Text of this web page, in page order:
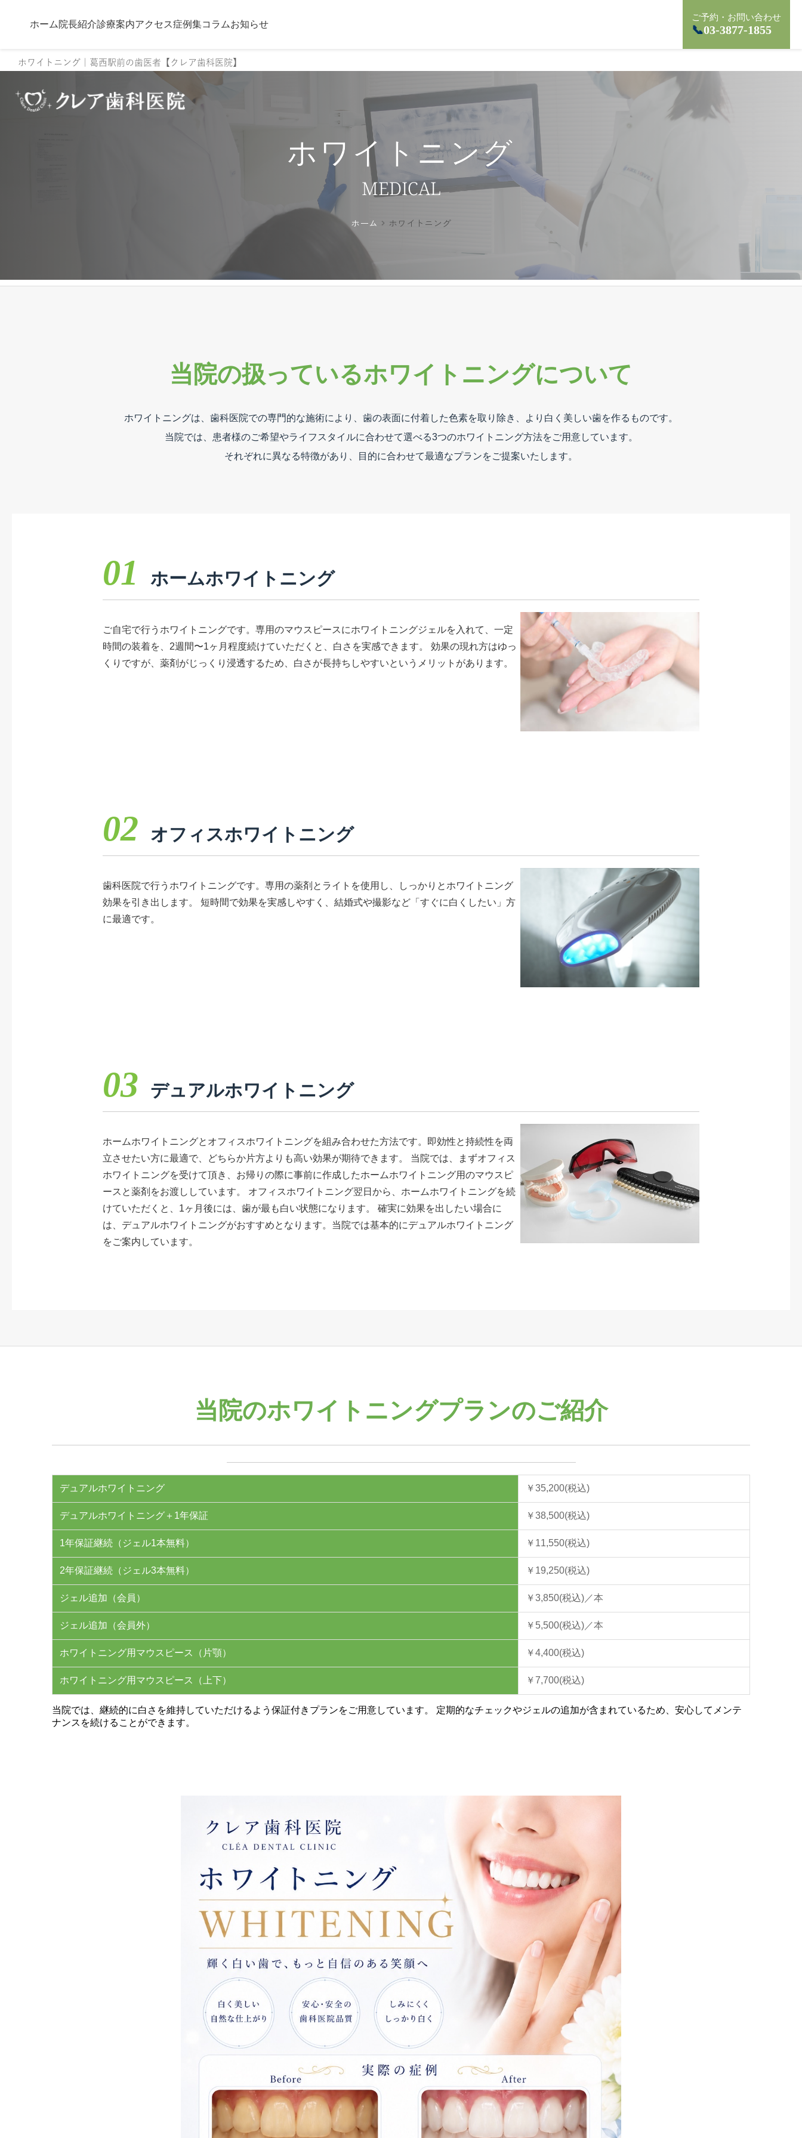
ホーム 院長紹介診療案内アクセス症例集コラムお知らせ
ご予約・お問い合わせ
📞03-3877-1855
ホワイトニング｜葛西駅前の歯医者【クレア歯科医院】
ホワイトニング
MEDICAL
ホーム ホワイトニング
当院の扱っているホワイトニングについて
ホワイトニングは、歯科医院での専門的な施術により、歯の表面に付着した色素を取り除き、より白く美しい歯を作るものです。
当院では、患者様のご希望やライフスタイルに合わせて選べる3つのホワイトニング方法をご用意しています。
それぞれに異なる特徴があり、目的に合わせて最適なプランをご提案いたします。
01 ホームホワイトニング
ご自宅で行うホワイトニングです。専用のマウスピースにホワイトニングジェルを入れて、一定
時間の装着を、2週間〜1ヶ月程度続けていただくと、白さを実感できます。 効果の現れ方はゆっ
くりですが、薬剤がじっくり浸透するため、白さが長持ちしやすいというメリットがあります。
02 オフィスホワイトニング
歯科医院で行うホワイトニングです。専用の薬剤とライトを使用し、しっかりとホワイトニング
効果を引き出します。 短時間で効果を実感しやすく、結婚式や撮影など「すぐに白くしたい」方
に最適です。
03 デュアルホワイトニング
ホームホワイトニングとオフィスホワイトニングを組み合わせた方法です。即効性と持続性を両
立させたい方に最適で、どちらか片方よりも高い効果が期待できます。 当院では、まずオフィス
ホワイトニングを受けて頂き、お帰りの際に事前に作成したホームホワイトニング用のマウスピ
ースと薬剤をお渡ししています。 オフィスホワイトニング翌日から、ホームホワイトニングを続
けていただくと、1ヶ月後には、歯が最も白い状態になります。 確実に効果を出したい場合に
は、デュアルホワイトニングがおすすめとなります。当院では基本的にデュアルホワイトニング
をご案内しています。
当院のホワイトニングプランのご紹介
デュアルホワイトニング ￥35,200(税込)
デュアルホワイトニング＋1年保証 ￥38,500(税込)
1年保証継続（ジェル1本無料） ￥11,550(税込)
2年保証継続（ジェル3本無料） ￥19,250(税込)
ジェル追加（会員） ￥3,850(税込)／本
ジェル追加（会員外） ￥5,500(税込)／本
ホワイトニング用マウスピース（片顎） ￥4,400(税込)
ホワイトニング用マウスピース（上下） ￥7,700(税込)
当院では、継続的に白さを維持していただけるよう保証付きプランをご用意しています。 定期的なチェックやジェルの追加が含まれているため、安心してメンテ
ナンスを続けることができます。